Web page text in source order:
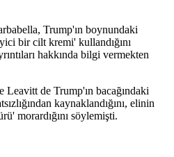
Trump'ın boynundaki
bir cilt kremi' ​​kullandığını
hakkında bilgi vermekten
de Trump'ın bacağındaki
kaynaklandığını, elinin
morardığını söylemişti.